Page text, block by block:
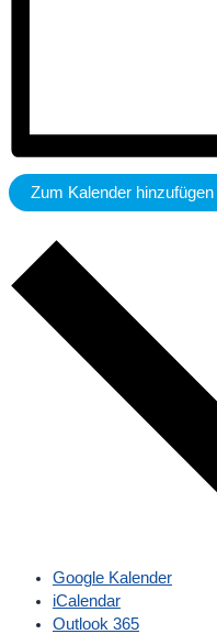
Zum Kalender hinzufügen
Google Kalender
iCalendar
Outlook 365